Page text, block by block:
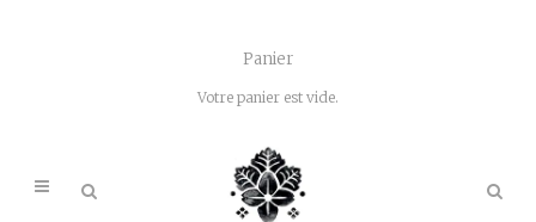
Panier
Votre panier est vide.